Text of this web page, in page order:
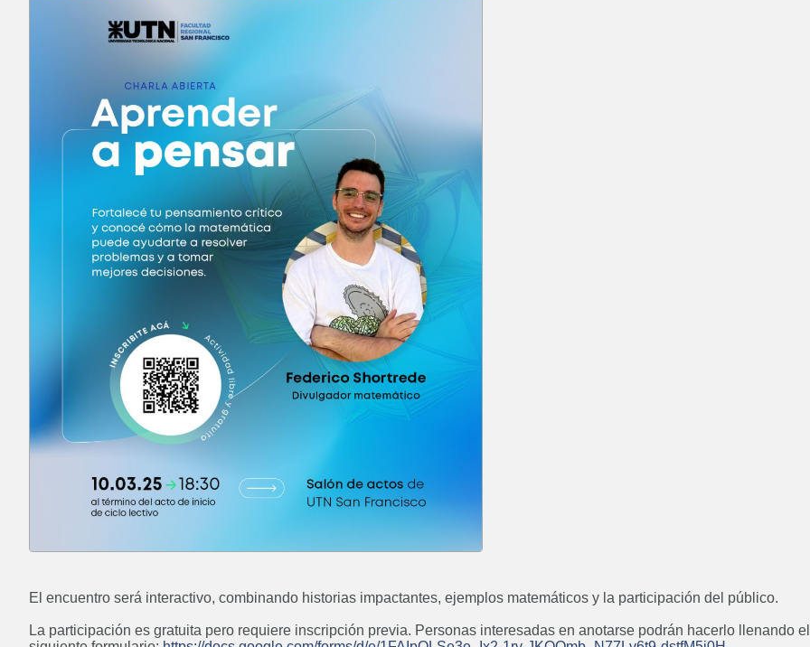
El encuentro será interactivo, combinando historias impactantes, ejemplos matemáticos y la participación del público.
La participación es gratuita pero requiere inscripción previa. Personas interesadas en anotarse podrán hacerlo llenando el
Licenciatura en Administración
Rural
Próximamente
Ingeniería en Sistemas de
Información
Curso: Instalaciones eléctricas
domiciliarias
Próximamente
Posgrado: Especialización en
de Datos
Posgrado: Especialización en
Higiene y Seguridad en el
Próximamente